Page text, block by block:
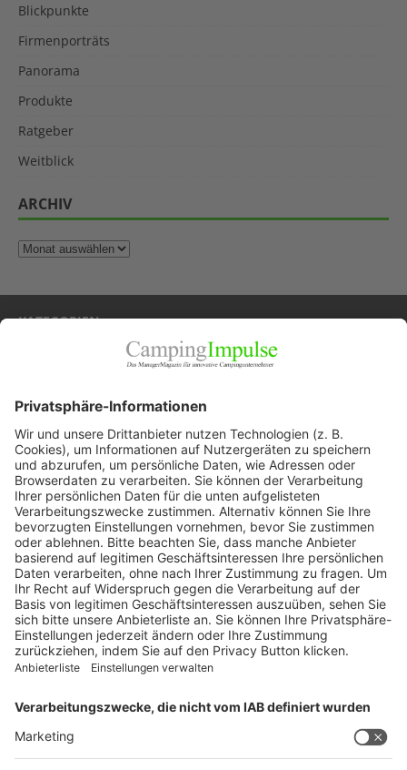
Blickpunkte
Firmenporträts
Panorama
Produkte
Ratgeber
Weitblick
ARCHIV
KATEGORIEN
Firmenporträts
Panorama
Produkte
Ratgeber
Weitblick
WEITERES AUS DEM VERLAG
Reisemobil International